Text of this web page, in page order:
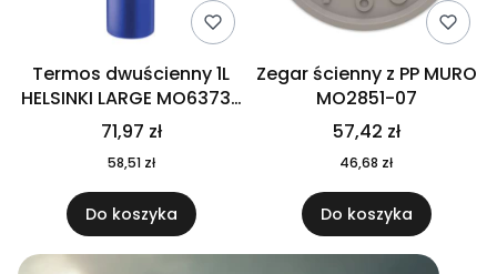
Termos dwuścienny 1L
HELSINKI LARGE MO6373-
04
71,97 zł
58,51 zł
Do koszyka
Zegar ścienny z PP MURO
MO2851-07
57,42 zł
46,68 zł
Do koszyka